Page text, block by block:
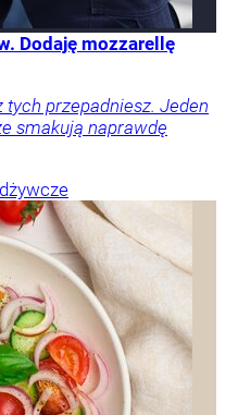
Dodaję mozzarellę
tych przepadniesz. Jeden
smakują naprawdę